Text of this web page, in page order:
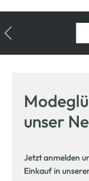
unser
Jetzt anmelden
Einkauf in